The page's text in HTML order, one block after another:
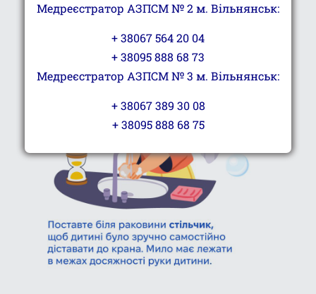
Медреєстратор АЗПСМ № 2 м. Вільнянськ:
+ 38067 564 20 04
+ 38095 888 68 73
Медреєстратор АЗПСМ № 3 м. Вільнянськ:
+ 38067 389 30 08
+ 38095 888 68 75